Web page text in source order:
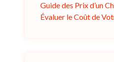
Guide des Prix d’un
Évaluer le Coût de